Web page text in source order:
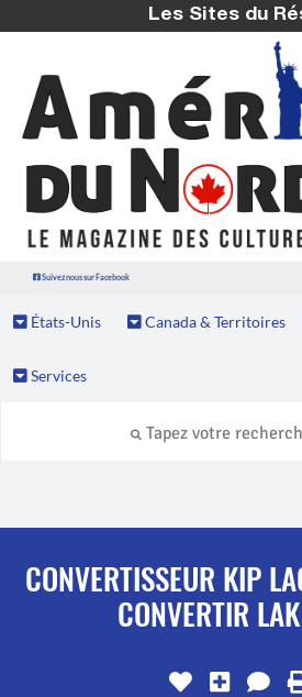
Les Sites du
Suivez nous sur Facebook
États-Unis Canada & Territoires
Services
CONVERTISSEUR KIP
CONVERTIR